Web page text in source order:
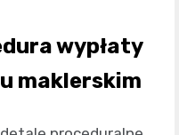
wypłaty
maklerskim